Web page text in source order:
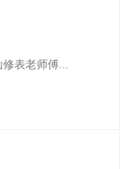
表老师傅...